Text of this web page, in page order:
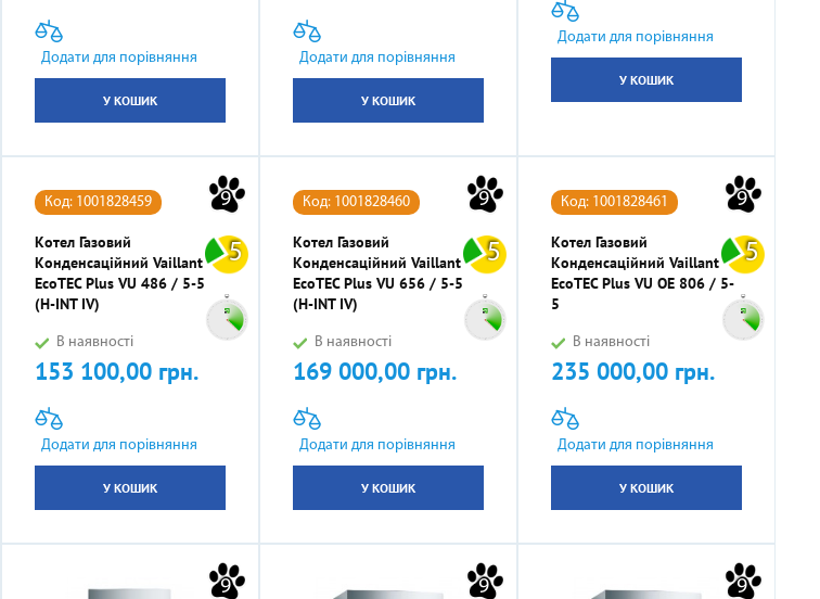
Додати для порівняння
У КОШИК
Додати для порівняння
У КОШИК
Додати для порівняння
У КОШИК
9
5
Код: 1001828459
Котел Газовий
Конденсаційний Vaillant
EcoTEC Plus VU 486 / 5-5
(H-INT IV)
В наявності
Ціна
153 100,00 грн.
Додати для порівняння
У КОШИК
9
5
Код: 1001828460
Котел Газовий
Конденсаційний Vaillant
EcoTEC Plus VU 656 / 5-5
(H-INT IV)
В наявності
Ціна
169 000,00 грн.
Додати для порівняння
У КОШИК
9
5
Код: 1001828461
Котел Газовий
Конденсаційний Vaillant
EcoTEC Plus VU OE 806 / 5-
5
В наявності
Ціна
235 000,00 грн.
Додати для порівняння
У КОШИК
9 9 9